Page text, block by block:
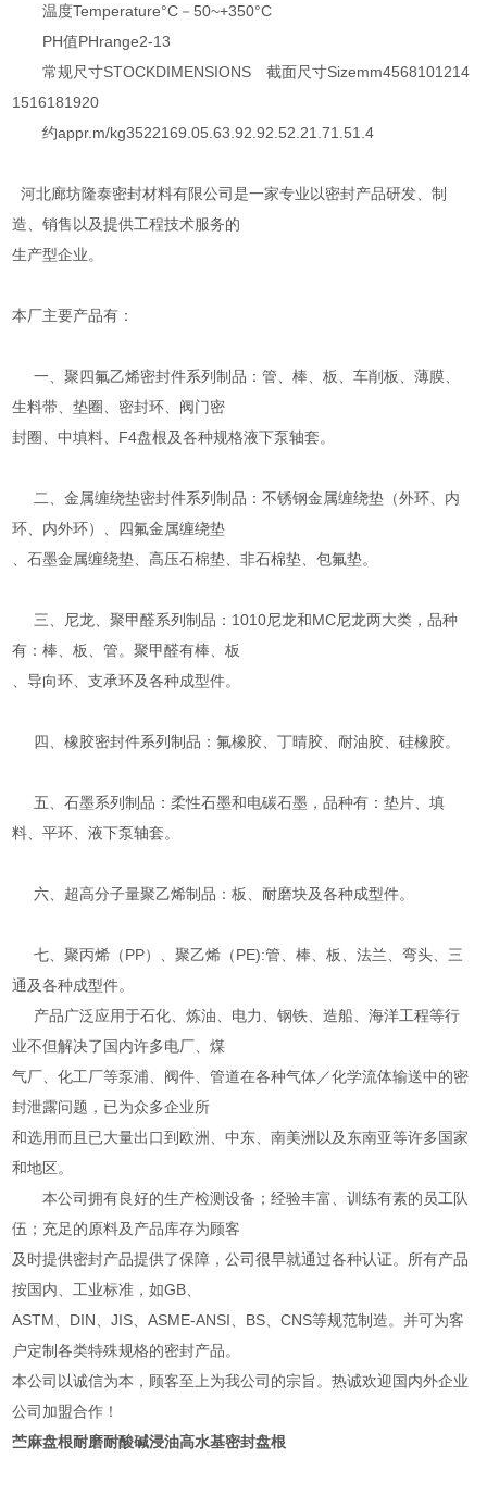
温度Temperature°C－50~+350°C
PH值PHrange2-13
常规尺寸STOCKDIMENSIONS 截面尺寸Sizemm4568101214
1516181920
约appr.m/kg3522169.05.63.92.92.52.21.71.51.4
河北廊坊隆泰密封材料有限公司是一家专业以密封产品研发、制
造、销售以及提供工程技术服务的
生产型企业。
本厂主要产品有：
一、聚四氟乙烯密封件系列制品：管、棒、板、车削板、薄膜、
生料带、垫圈、密封环、阀门密
封圈、中填料、F4盘根及各种规格液下泵轴套。
二、金属缠绕垫密封件系列制品：不锈钢金属缠绕垫（外环、内
环、内外环）、四氟金属缠绕垫
、石墨金属缠绕垫、高压石棉垫、非石棉垫、包氟垫。
三、尼龙、聚甲醛系列制品：1010尼龙和MC尼龙两大类，品种
有：棒、板、管。聚甲醛有棒、板
、导向环、支承环及各种成型件。
四、橡胶密封件系列制品：氟橡胶、丁晴胶、耐油胶、硅橡胶。
五、石墨系列制品：柔性石墨和电碳石墨，品种有：垫片、填
料、平环、液下泵轴套。
六、超高分子量聚乙烯制品：板、耐磨块及各种成型件。
七、聚丙烯（PP）、聚乙烯（PE):管、棒、板、法兰、弯头、三
通及各种成型件。
产品广泛应用于石化、炼油、电力、钢铁、造船、海洋工程等行
业不但解决了国内许多电厂、煤
气厂、化工厂等泵浦、阀件、管道在各种气体／化学流体输送中的密
封泄露问题，已为众多企业所
和选用而且已大量出口到欧洲、中东、南美洲以及东南亚等许多国家
和地区。
本公司拥有良好的生产检测设备；经验丰富、训练有素的员工队
伍；充足的原料及产品库存为顾客
及时提供密封产品提供了保障，公司很早就通过各种认证。所有产品
按国内、工业标准，如GB、
ASTM、DIN、JIS、ASME-ANSI、BS、CNS等规范制造。并可为客
户定制各类特殊规格的密封产品。
本公司以诚信为本，顾客至上为我公司的宗旨。热诚欢迎国内外企业
公司加盟合作！
苎麻盘根耐磨耐酸碱浸油高水基密封盘根